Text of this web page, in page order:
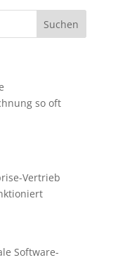
so oft
Vertrieb
Software-